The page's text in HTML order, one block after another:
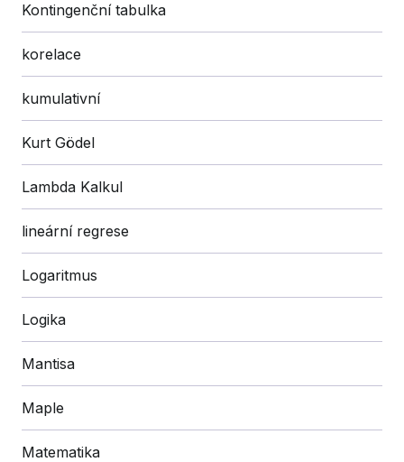
Kontingenční tabulka
korelace
kumulativní
Kurt Gödel
Lambda Kalkul
lineární regrese
Logaritmus
Logika
Mantisa
Maple
Matematika